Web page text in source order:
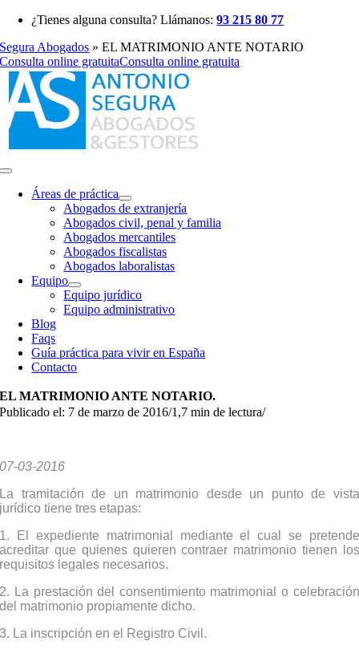
Saltar
contenido
¿Tienes alguna consulta? Llámanos:93 215 80 77
Segura Abogados »EL MATRIMONIO ANTE NOTARIO
Consulta online gratuitaConsulta online gratuita
Toggle
NavigationÁreas de práctica
Abogados de extranjería
Abogados civil, penal y familia
Abogados mercantiles
Abogados fiscalistas
Abogados laboralistas
Equipo
Equipo jurídico
Equipo administrativo
Blog
Faqs
Guía práctica para vivir en España
Contacto
EL MATRIMONIO ANTE NOTARIO.
Publicado el: 7 de marzo de 2016/1,7 min de lectura/
07-03-2016
La tramitación de un matrimonio desde un punto de vista
jurídico tiene tres etapas:
1. El expediente matrimonial mediante el cual se pretende
acreditar que quienes quieren contraer matrimonio tienen los
requisitos legales necesarios.
2. La prestación del consentimiento matrimonial o celebración
del matrimonio propiamente dicho.
3. La inscripción en el Registro Civil.